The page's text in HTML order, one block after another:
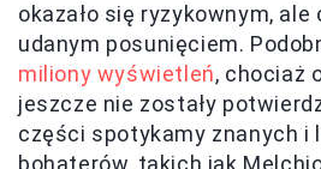
okazało się ryzykownym,
udanym posunięciem.
miliony wyświetleń, chociaż
jeszcze nie zostały
części spotykamy znanych i